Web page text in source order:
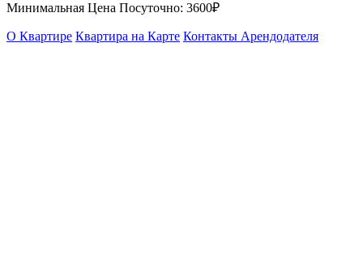
Минимальная Цена Посуточно: 3600₽
О Квартире Квартира на Карте Контакты Арендодателя